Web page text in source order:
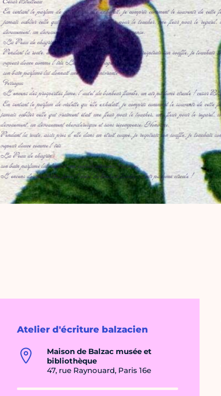
Atelier d'écriture balzacien
Maison de Balzac musée et
bibliothèque
47, rue Raynouard, Paris 16e